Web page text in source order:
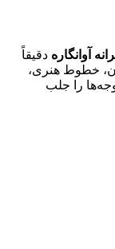
آوانگاره دقیقاً
خطوط هنری،
را جلب